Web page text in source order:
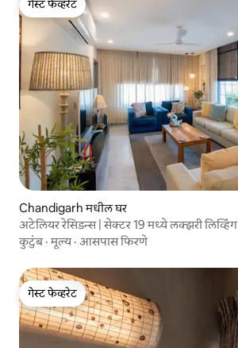
गेस्ट फेव्हरेट
गेस्ट फेव्हरेट
Chandigarh मधील घर
अटेलियर रेसिडन्स | सेक्टर 19 मध्ये लक्झरी लिव्हिंग
कुटुंब·मूल्य· आसपास फिरणे
गेस्ट फेव्हरेट
गेस्ट फेव्हरेट